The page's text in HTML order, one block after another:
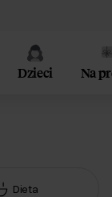
Dzieci Na
Dieta